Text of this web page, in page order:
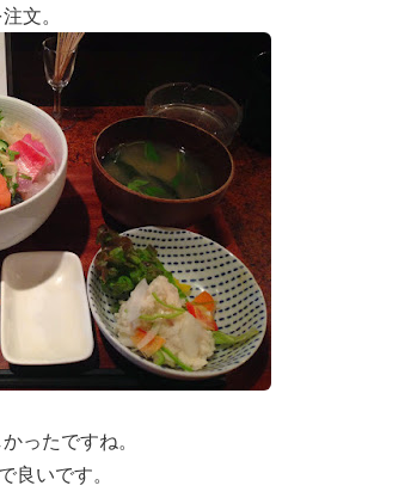
文。
ったですね。
良いです。